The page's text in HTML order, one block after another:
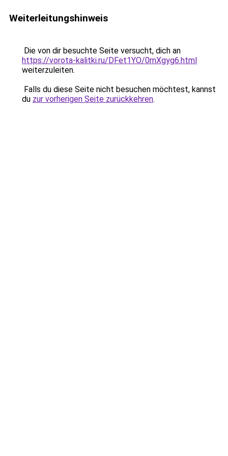
Weiterleitungshinweis
Die von dir besuchte Seite versucht, dich an
https://vorota-kalitki.ru/DFet1YO/0mXgyg6.html
weiterzuleiten.
Falls du diese Seite nicht besuchen möchtest, kannst
du zur vorherigen Seite zurückkehren.